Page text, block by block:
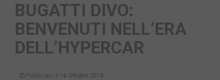
BUGATTI DIVO:
BENVENUTI NELL’ERA
DELL’HYPERCAR
Pubblicato il 16 Ottobre 2018